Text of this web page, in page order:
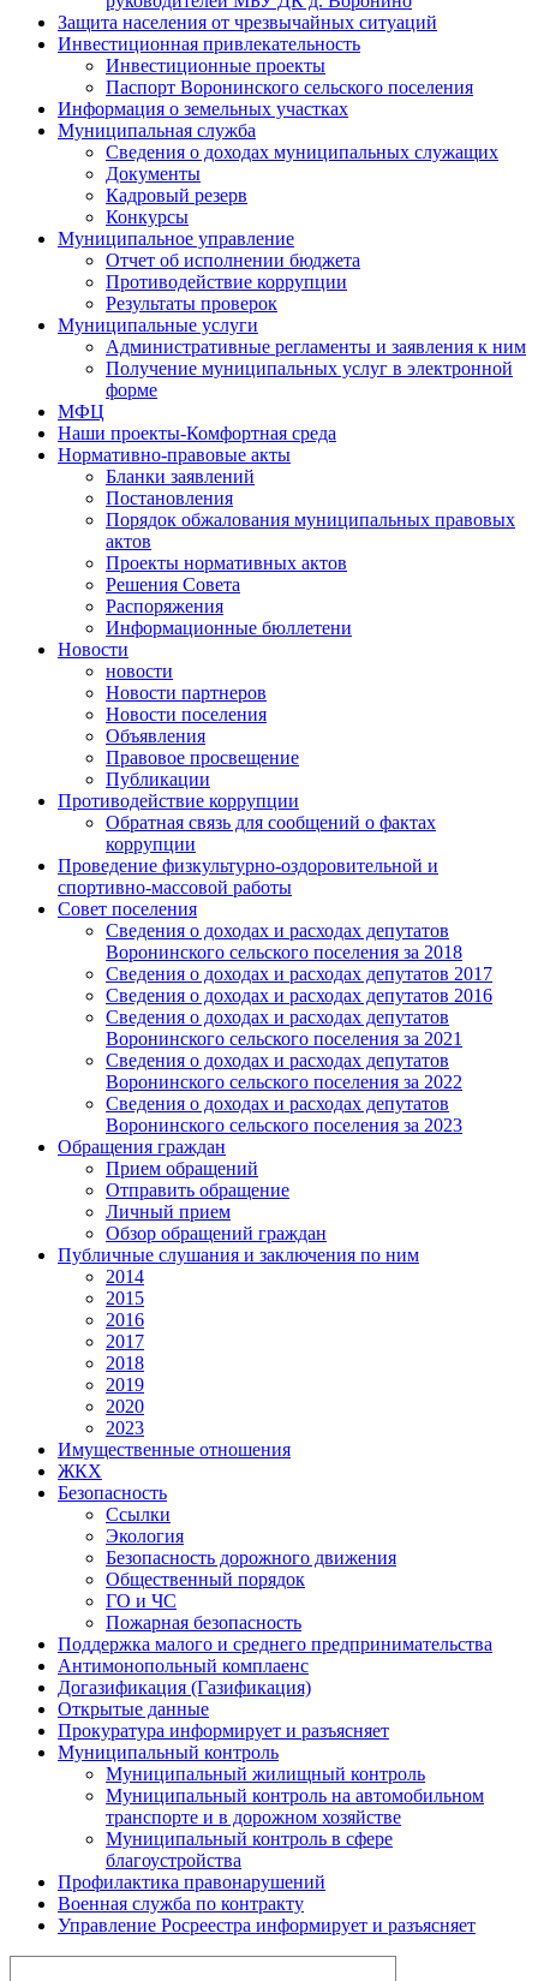
Защита населения от чрезвычайных ситуаций
Инвестиционная привлекательность
Инвестиционные проекты
Паспорт Воронинского сельского поселения
Информация о земельных участках
Муниципальная служба
Сведения о доходах муниципальных служащих
Документы
Кадровый резерв
Конкурсы
Муниципальное управление
Отчет об исполнении бюджета
Противодействие коррупции
Результаты проверок
Муниципальные услуги
Административные регламенты и заявления к ним
Получение муниципальных услуг в электронной
форме
МФЦ
Наши проекты-Комфортная среда
Нормативно-правовые акты
Бланки заявлений
Постановления
Порядок обжалования муниципальных правовых
актов
Проекты нормативных актов
Решения Совета
Распоряжения
Информационные бюллетени
Новости
новости
Новости партнеров
Новости поселения
Объявления
Правовое просвещение
Публикации
Противодействие коррупции
Обратная связь для сообщений о фактах
коррупции
Проведение физкультурно-оздоровительной и
спортивно-массовой работы
Совет поселения
Сведения о доходах и расходах депутатов
Воронинского сельского поселения за 2018
Сведения о доходах и расходах депутатов 2017
Сведения о доходах и расходах депутатов 2016
Сведения о доходах и расходах депутатов
Воронинского сельского поселения за 2021
Сведения о доходах и расходах депутатов
Воронинского сельского поселения за 2022
Сведения о доходах и расходах депутатов
Воронинского сельского поселения за 2023
Обращения граждан
Прием обращений
Отправить обращение
Личный прием
Обзор обращений граждан
Публичные слушания и заключения по ним
2014
2015
2016
2017
2018
2019
2020
2023
Имущественные отношения
ЖКХ
Безопасность
Ссылки
Экология
Безопасность дорожного движения
Общественный порядок
ГО и ЧС
Пожарная безопасность
Поддержка малого и среднего предпринимательства
Антимонопольный комплаенс
Догазификация (Газификация)
Открытые данные
Прокуратура информирует и разъясняет
Муниципальный контроль
Муниципальный жилищный контроль
Муниципальный контроль на автомобильном
транспорте и в дорожном хозяйстве
Муниципальный контроль в сфере
благоустройства
Профилактика правонарушений
Военная служба по контракту
Управление Росреестра информирует и разъясняет